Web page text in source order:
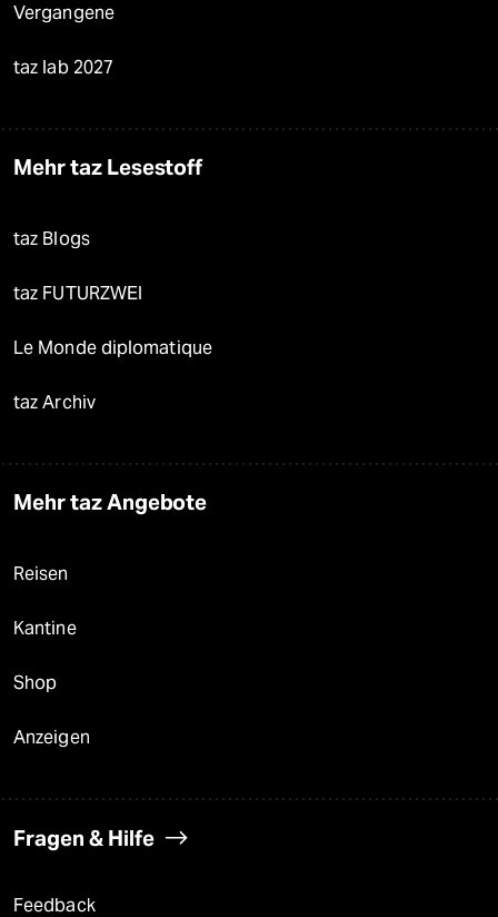
Vergangene
taz lab 2027
Mehr taz Lesestoff
taz Blogs
taz FUTURZWEI
Le Monde diplomatique
taz Archiv
Mehr taz Angebote
Reisen
Kantine
Shop
Anzeigen
Fragen & Hilfe
Feedback